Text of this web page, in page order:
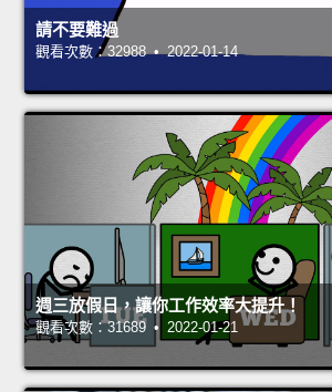
請不要難過
觀看次數：32988 • 2022-01-14
週三放假日，讓你工作效率大提升！
觀看次數：31689 • 2022-01-21